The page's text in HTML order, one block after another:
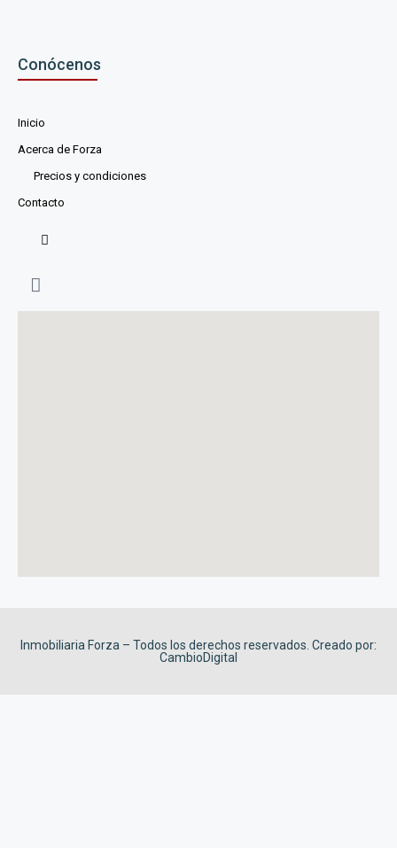
Conócenos
Inicio
Acerca de Forza
Precios y condiciones
Contacto
Inmobiliaria Forza – Todos los derechos reservados. Creado por:
CambioDigital